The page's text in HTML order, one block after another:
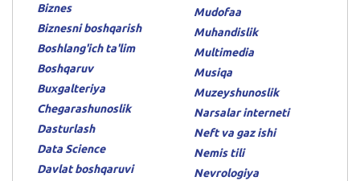
Biznes
Biznesni boshqarish
Boshlang'ich ta'lim
Boshqaruv
Buxgalteriya
Chegarashunoslik
Dasturlash
Data Science
Davlat boshqaruvi
Mudofaa
Muhandislik
Multimedia
Musiqa
Muzeyshunoslik
Narsalar interneti
Neft va gaz ishi
Nemis tili
Nevrologiya